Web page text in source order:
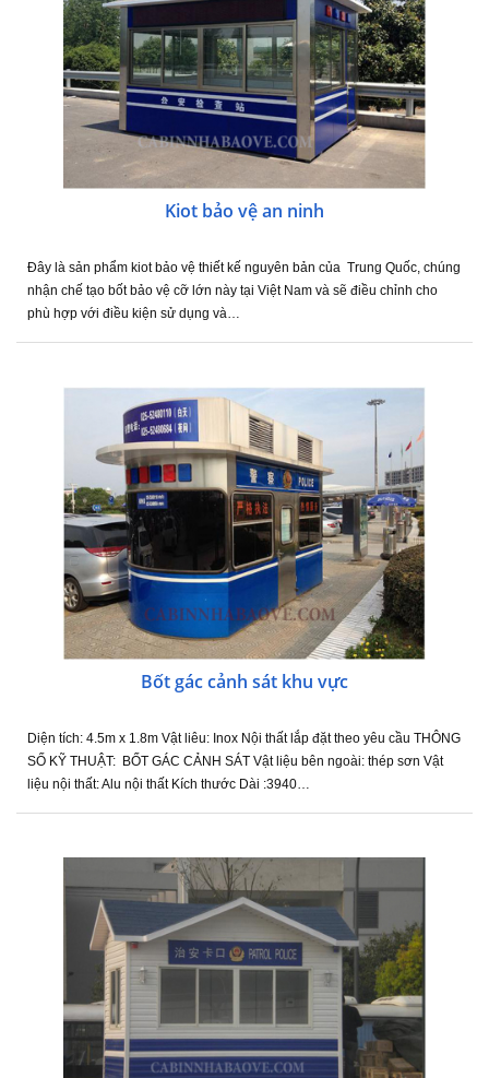
Kiot bảo vệ an ninh
Đây là sản phẩm kiot bảo vệ thiết kế nguyên bản của Trung Quốc, chúng
nhận chế tạo bốt bảo vệ cỡ lớn này tại Việt Nam và sẽ điều chỉnh cho
phù hợp với điều kiện sử dụng và…
Bốt gác cảnh sát khu vực
Diện tích: 4.5m x 1.8m Vật liêu: Inox Nội thất lắp đặt theo yêu cầu THÔNG
SỐ KỸ THUẬT: BỐT GÁC CẢNH SÁT Vật liệu bên ngoài: thép sơn Vật
liệu nội thất: Alu nội thất Kích thước Dài :3940…